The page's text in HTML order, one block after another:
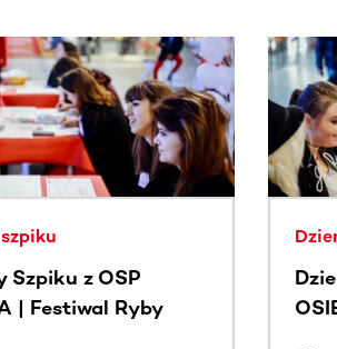
treści przewijane w poziomie. Użyj
Szpiku z OSP
| Festiwal Ryby